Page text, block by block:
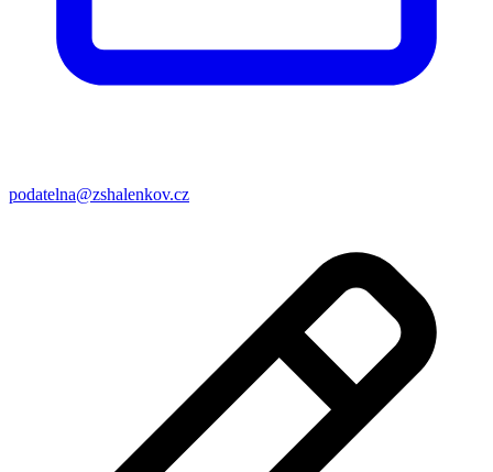
podatelna@zshalenkov.cz